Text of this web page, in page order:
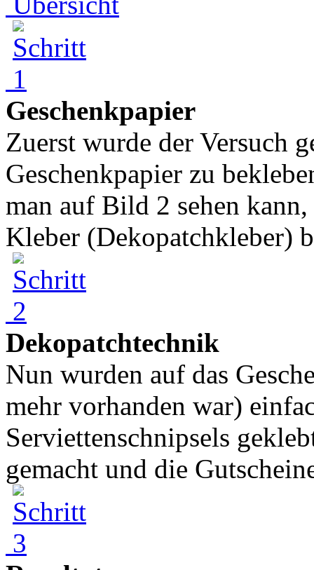
Geschenkpapier
Zuerst wurde der Versuch
Geschenkpapier zu
man auf Bild 2 sehen
Kleber (Dekopatchkleber)
Dekopatchtechnik
Nun wurden auf das
mehr vorhanden war)
Serviettenschnipsels
gemacht und die